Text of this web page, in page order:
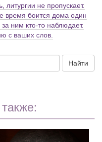
литургии не пропускает.
время боится дома один
за ним кто-то наблюдает.
с ваших слов.
Найти